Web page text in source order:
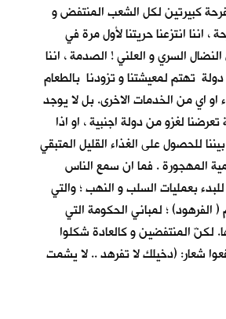
كبيرتين لكل الشعب المنتفض و
، اننا انتزعنا حريتنا لأول مرة في
السري و العلني ! الصدمة ، اننا
تهتم لمعيشتنا و تزودنا بالطعام
او اي من الخدمات الاخرى. بل لا يوجد
لغزو من دولة اجنبية ، او اذا
بيننا للحصول على الغذاء القليل المتبقي
المهجورة . فما ان سمع الناس
بعمليات السلب و النهب ؛ والتي
الفرهود) ؛ لمباني الحكومة التي
لكنّ المنتفضين و كالعادة شكلوا
شعار: (دخيلك لا تفرهد .. لا يشمت